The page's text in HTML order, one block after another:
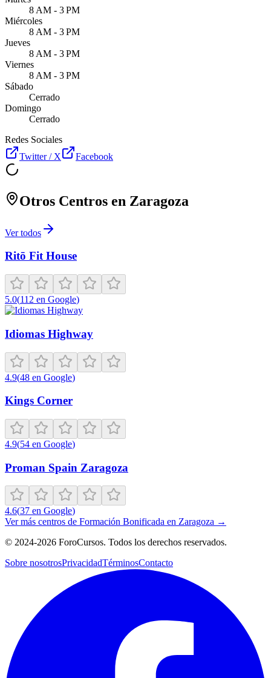
8 AM - 3 PM
Miércoles
8 AM - 3 PM
Jueves
8 AM - 3 PM
Viernes
8 AM - 3 PM
Sábado
Cerrado
Domingo
Cerrado
Redes Sociales
Twitter / X
Facebook
Otros Centros en Zaragoza
Ver todos
Ritō Fit House
5.0(112 en Google)
Idiomas Highway
4.9(48 en Google)
Kings Corner
4.9(54 en Google)
Proman Spain Zaragoza
4.6(37 en Google)
Ver más centros de Formación Bonificada en Zaragoza →
© 2024-2026 ForoCursos. Todos los derechos reservados.
Sobre nosotrosPrivacidadTérminosContacto